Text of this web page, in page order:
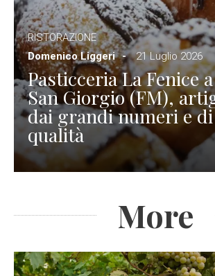
RISTORAZIONE
Domenico Liggeri
21 Luglio 2026
Pasticceria La Fenice
San Giorgio (FM),
dai grandi numeri e
qualità
More